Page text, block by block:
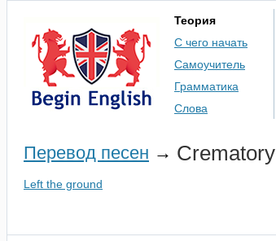
Теория
С чего начать
Самоучитель
Грамматика
Слова
Перевод песен → Crematory
Left the ground